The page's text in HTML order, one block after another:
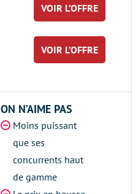
VOIR L’OFFRE
VOIR L’OFFRE
ON N’AIME PAS
Moins puissant
que ses
concurrents haut
de gamme